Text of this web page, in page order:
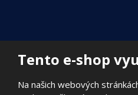
Tento e-shop
Na našich webových